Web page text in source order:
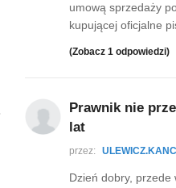
umową sprzedaży
kupującej oficjalne
(Zobacz 1 odpowiedzi)
Prawnik nie
lat
przez: ULEWICZ.KANC
Dzień dobry,